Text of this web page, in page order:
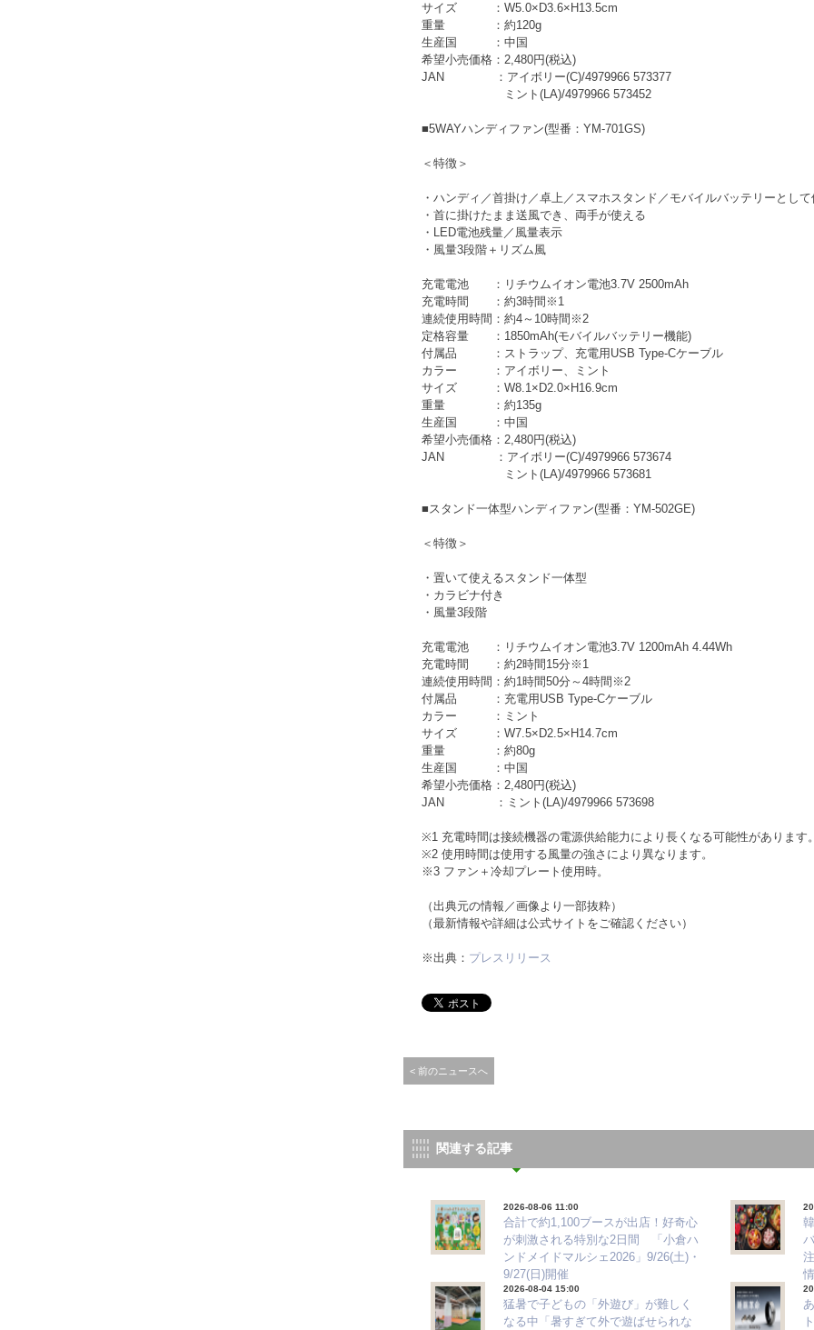
サイズ ：W5.0×D3.6×H13.5cm
重量 ：約120g
生産国 ：中国
希望小売価格：2,480円(税込)
JAN ：アイボリー(C)/4979966 573377
ミント(LA)/4979966 573452
■5WAYハンディファン(型番：YM-701GS)
＜特徴＞
・ハンディ／首掛け／卓上／スマホスタンド／モバイルバッテリーとし
・首に掛けたまま送風でき、両手が使える
・LED電池残量／風量表示
・風量3段階＋リズム風
充電電池 ：リチウムイオン電池3.7V 2500mAh
充電時間 ：約3時間※1
連続使用時間：約4～10時間※2
定格容量 ：1850mAh(モバイルバッテリー機能)
付属品 ：ストラップ、充電用USB Type-Cケーブル
カラー ：アイボリー、ミント
サイズ ：W8.1×D2.0×H16.9cm
重量 ：約135g
生産国 ：中国
希望小売価格：2,480円(税込)
JAN ：アイボリー(C)/4979966 573674
ミント(LA)/4979966 573681
■スタンド一体型ハンディファン(型番：YM-502GE)
＜特徴＞
・置いて使えるスタンド一体型
・カラビナ付き
・風量3段階
充電電池 ：リチウムイオン電池3.7V 1200mAh 4.44Wh
充電時間 ：約2時間15分※1
連続使用時間：約1時間50分～4時間※2
付属品 ：充電用USB Type-Cケーブル
カラー ：ミント
サイズ ：W7.5×D2.5×H14.7cm
重量 ：約80g
生産国 ：中国
希望小売価格：2,480円(税込)
JAN ：ミント(LA)/4979966 573698
※1 充電時間は接続機器の電源供給能力により長くなる可能性があります
※2 使用時間は使用する風量の強さにより異なります。
※3 ファン＋冷却プレート使用時。
（出典元の情報／画像より一部抜粋）
（最新情報や詳細は公式サイトをご確認ください）
※出典： プレスリリース
< 前のニュースへ
関連する記事
2026-08-06 11:00
合計で約1,100ブースが出店！好奇心
が刺激される特別な2日間 「小倉ハ
ンドメイドマルシェ2026」9/26(土)・
9/27(日)開催
情
2026-08-04 15:00
猛暑で子どもの「外遊び」が難しく
なる中「暑すぎて外で遊ばせられな